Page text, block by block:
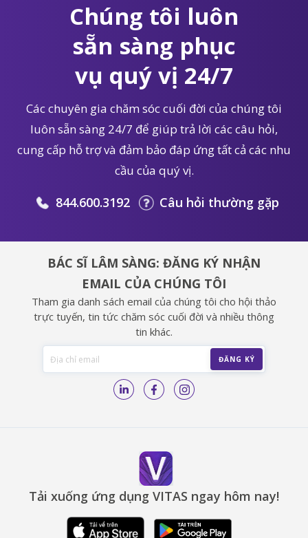
Chúng tôi luôn
sẵn sàng phục
vụ quý vị 24/7
Các chuyên gia chăm sóc cuối đời của chúng tôi
luôn sẵn sàng 24/7 để giúp trả lời các câu hỏi,
cung cấp hỗ trợ và đảm bảo đáp ứng tất cả các nhu
cầu của quý vị.
844.600.3192 Câu hỏi thường gặp
BÁC SĨ LÂM SÀNG: ĐĂNG KÝ NHẬN
EMAIL CỦA CHÚNG TÔI
Tham gia danh sách email của chúng tôi cho hội thảo
trực tuyến, tin tức chăm sóc cuối đời và nhiều thông
tin khác.
Tải xuống ứng dụng VITAS ngay hôm nay!